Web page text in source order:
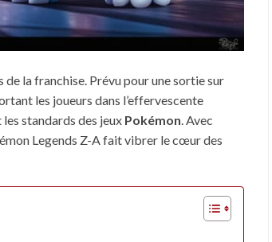
la franchise. Prévu pour une sortie sur
les joueurs dans l’effervescente
standards des jeux Pokémon . Avec
Legends Z-A fait vibrer le cœur des